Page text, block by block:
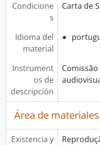
Condicione
s
Carta de
Idioma del
material
Instrument
os de
descripción
Área de
Existencia y